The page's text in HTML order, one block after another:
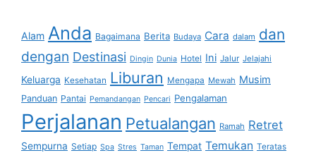
Alam Anda Bagaimana Berita Budaya Cara dalam dan
dengan Destinasi Dingin Dunia Hotel Ini Jalur Jelajahi
Keluarga Kesehatan Liburan Mengapa Mewah Musim
Panduan Pantai Pemandangan Pencari Pengalaman
Perjalanan Petualangan Ramah Retret
Sempurna Setiap Spa Stres Taman Tempat Temukan Teratas